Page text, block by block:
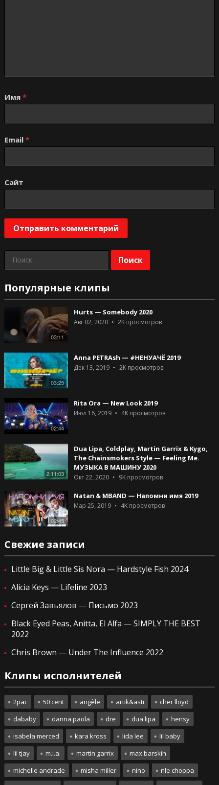
Имя *
Email *
Сайт
Найти:
Популярные клипы
03:11
Hurts — Somebody 2020
Авг 02, 2020 2Kпросмотров
03:25
Anna PETRAsh — #НЕНУАЧЁ 2019
Дек 13, 2019 2Kпросмотров
02:44
Rita Ora — New Look 2019
Июл 16, 2019 4Kпросмотров
2:11:03
Dua Lipa, Coldplay, Martin Garrix & Kygo,
The Chainsmokers Style — Feeling Me.
МУЗЫКА В МАШИНУ 2020
Окт 22, 2020 9Kпросмотров
02:45
Natan & MBAND — Напомни имя 2019
Мар 25, 2019 4Kпросмотров
Свежие записи
Little Big & Little Sis Nora — Hardstyle Fish 2024
Alicia Keys — Lifeline 2023
Сергей Завьялов — Письмо 2023
Black Eyed Peas, Anitta, El Alfa — SIMPLY THE BEST
2022
Chris Brown — Under The Influence 2022
Клипы исполнителей
2pac 50 cent angèle artik&asti
cher lloyd
dababy
danna paola dre dua lipa
hensy
isabela merced
kara kross lida lee
lil baby
lil tjay
m.i.a. martin garrix
max barskih
michelle andrade
misha miller nino
nle choppa